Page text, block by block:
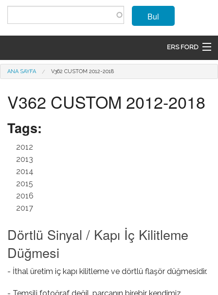
Ana içeriğe atla
Bul
ERS FORD
ANASAYFA
MODELLER
ÜRÜNLER
ÜYE OL
GIRIŞ
Buradasınız
ANA SAYFA V362 CUSTOM 2012-2018
V362 CUSTOM 2012-2018
Tags:
2012
2013
2014
2015
2016
2017
Dörtlü Sinyal / Kapı İç Kilitleme
Düğmesi
- İthal üretim iç kapı kilitleme ve dörtlü flaşör düğmesidir.